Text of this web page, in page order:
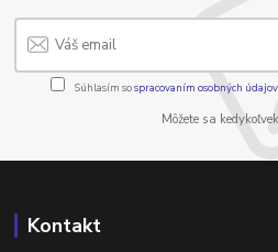
Súhlasím sospracovaním osobných údajov
Môžete sa
Kontakt